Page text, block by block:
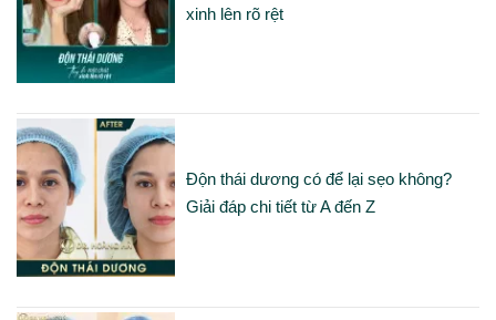
xinh lên rõ rệt
Độn thái dương có để lại sẹo không?
Giải đáp chi tiết từ A đến Z